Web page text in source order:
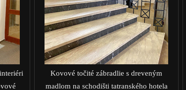
Kovové točité zábradlie s dreveným
madlom na schodišti tatranského hotela